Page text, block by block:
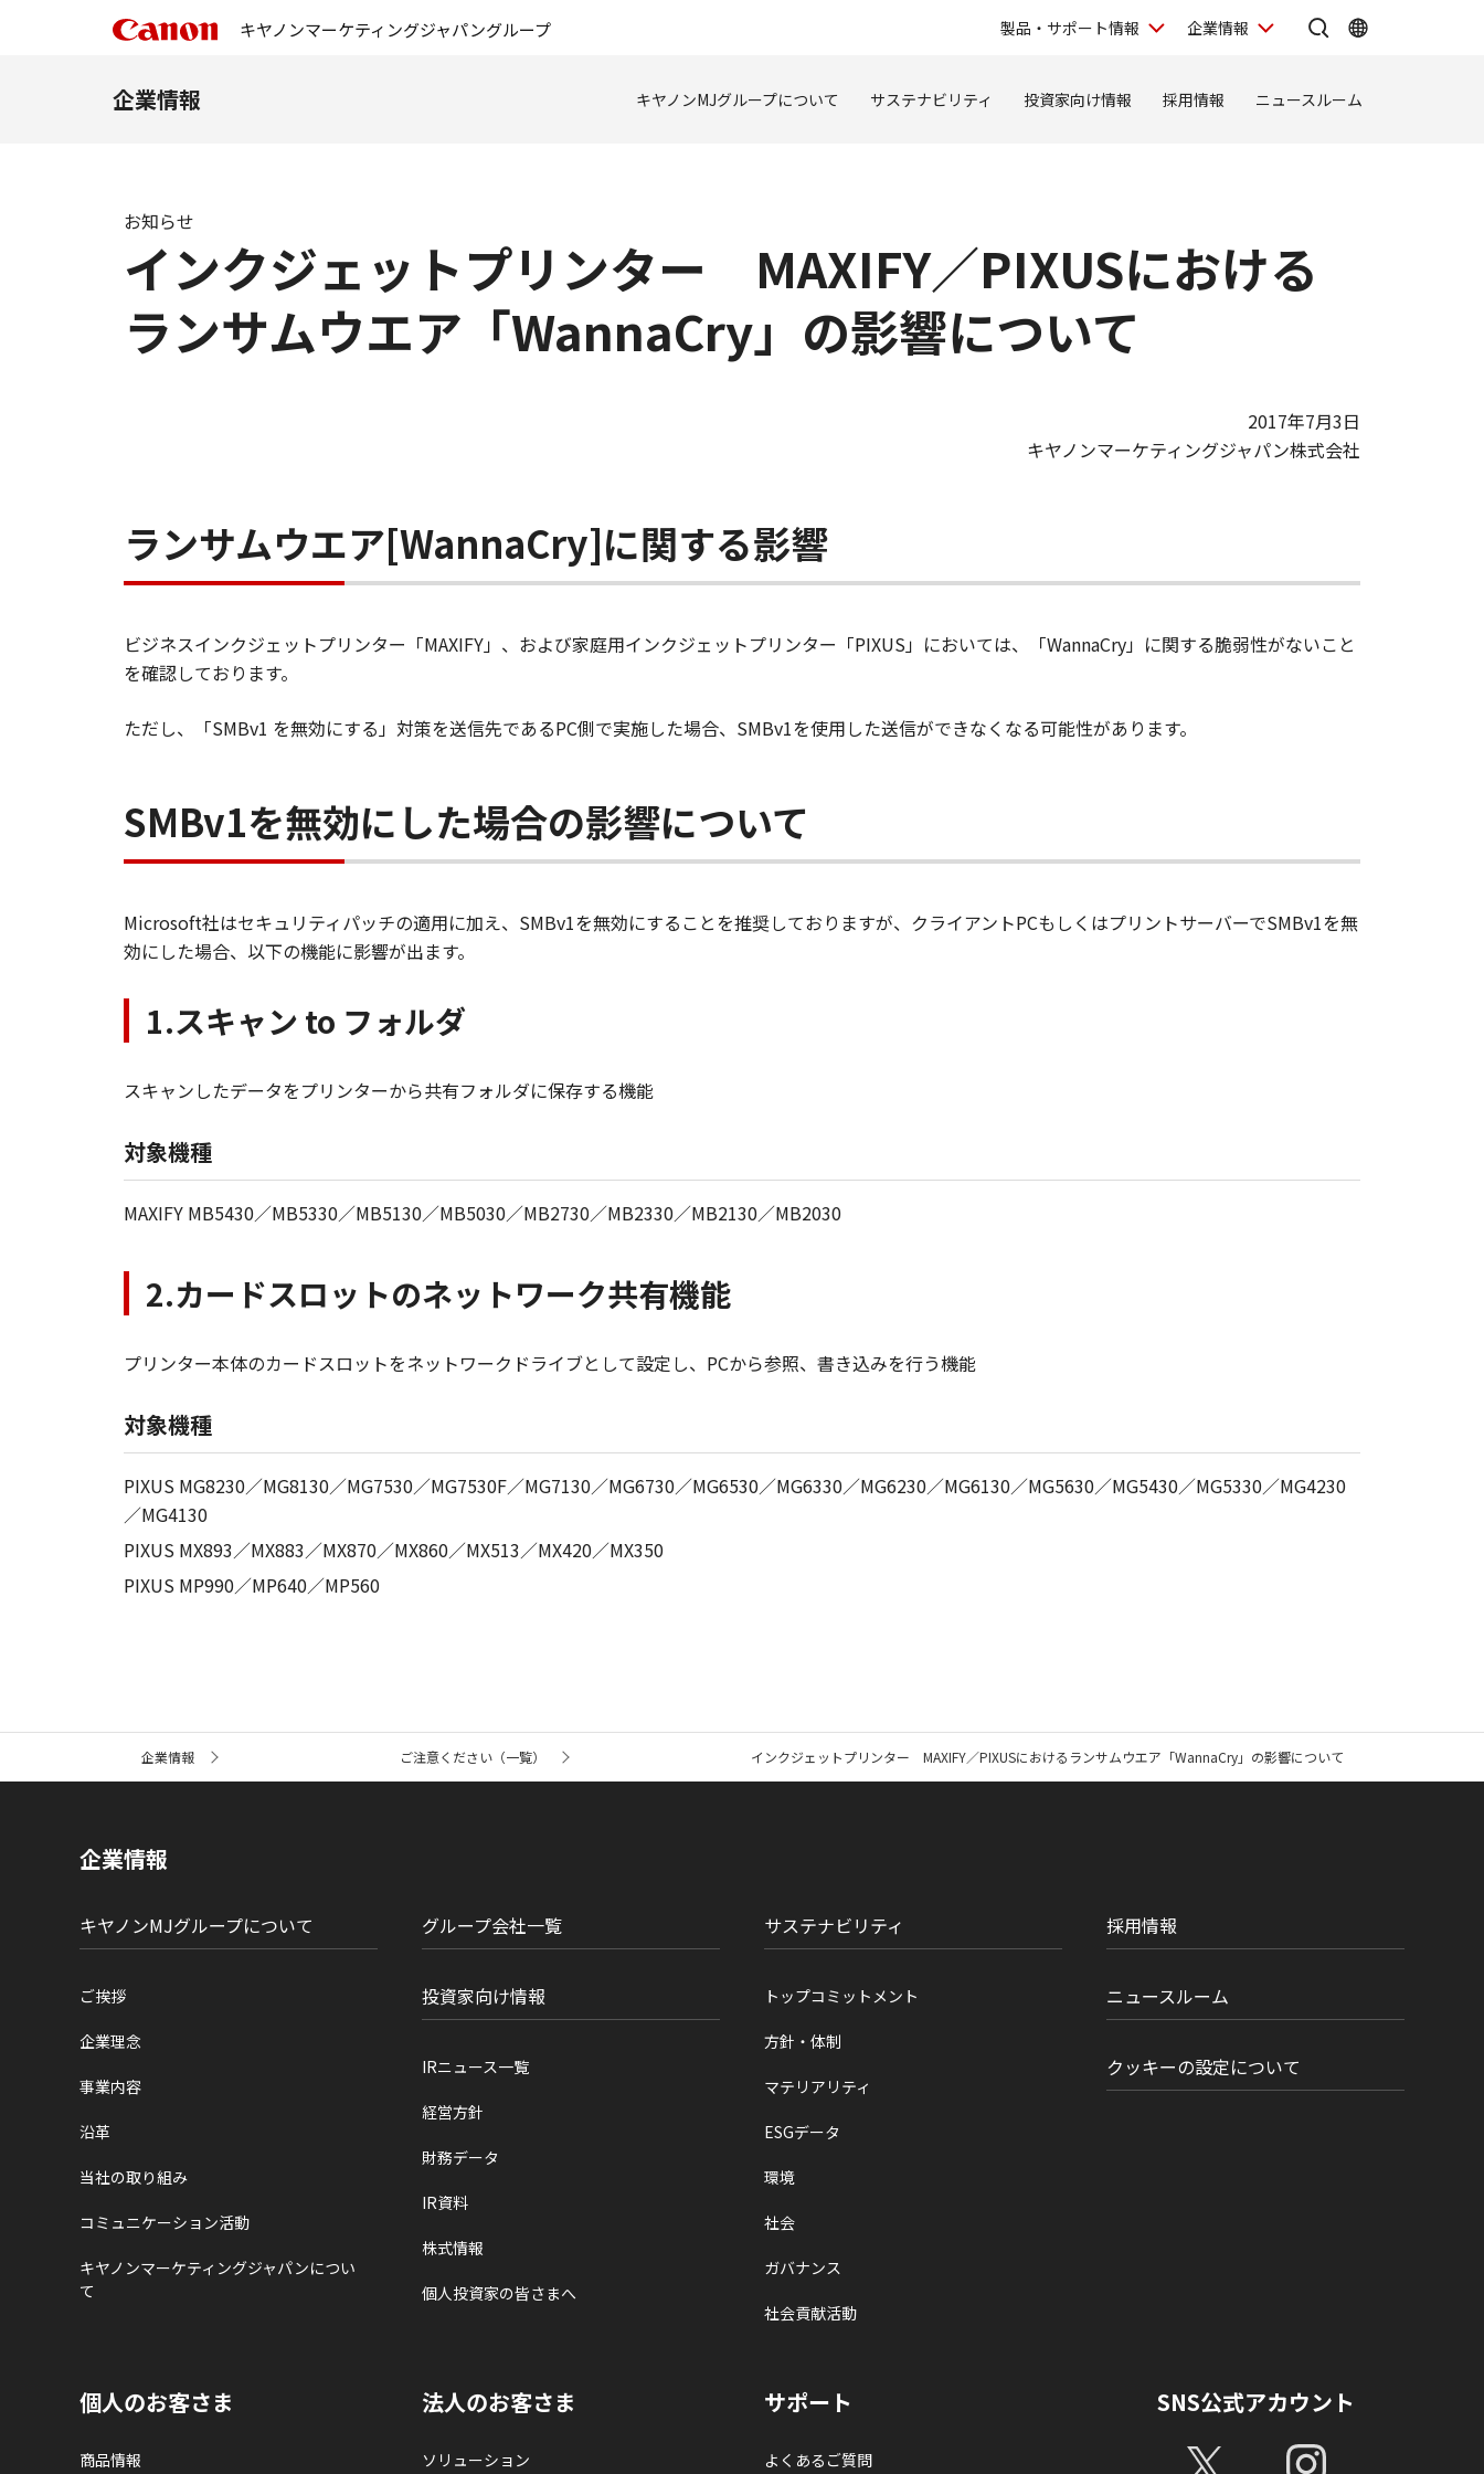
キヤノンマーケティングジャパングループ 製品・サポート情報 企業情報
企業情報 キヤノンMJグループについて サステナビリティ 投資家向け情報 採用情報 ニュースルーム
インクジェットプリンター MAXIFY／PIXUSにおける
ランサムウエア「WannaCry」の影響について
お知らせ
2017年7月3日
キヤノンマーケティングジャパン株式会社
ランサムウエア[WannaCry]に関する影響
ビジネスインクジェットプリンター「MAXIFY」、および家庭用インクジェットプリンター「PIXUS」においては、「WannaCry」に関する脆弱性がないこと
を確認しております。
ただし、「SMBv1 を無効にする」対策を送信先であるPC側で実施した場合、SMBv1を使用した送信ができなくなる可能性があります。
SMBv1を無効にした場合の影響について
Microsoft社はセキュリティパッチの適用に加え、SMBv1を無効にすることを推奨しておりますが、クライアントPCもしくはプリントサーバーでSMBv1を無
効にした場合、以下の機能に影響が出ます。
1.スキャン to フォルダ
スキャンしたデータをプリンターから共有フォルダに保存する機能
対象機種
MAXIFY MB5430／MB5330／MB5130／MB5030／MB2730／MB2330／MB2130／MB2030
2.カードスロットのネットワーク共有機能
プリンター本体のカードスロットをネットワークドライブとして設定し、PCから参照、書き込みを行う機能
対象機種
PIXUS MG8230／MG8130／MG7530／MG7530F／MG7130／MG6730／MG6530／MG6330／MG6230／MG6130／MG5630／MG5430／MG5330／MG4230
／MG4130
PIXUS MX893／MX883／MX870／MX860／MX513／MX420／MX350
PIXUS MP990／MP640／MP560
ト
企業情報 ご注意ください（一覧） インクジェットプリンター MAXIFY／PIXUSにおけるランサムウエア「WannaCry」の影響について
企業情報
キヤノンMJグループについて
ご挨拶
企業理念
事業内容
沿革
当社の取り組み
コミュニケーション活動
キヤノンマーケティングジャパンについ
て
グループ会社一覧
投資家向け情報
IRニュース一覧
経営方針
財務データ
IR資料
株式情報
個人投資家の皆さまへ
サステナビリティ
トップコミットメント
方針・体制
マテリアリティ
ESGデータ
環境
社会
ガバナンス
社会貢献活動
採用情報
ニュースルーム
クッキーの設定について
個人のお客さま
商品情報
法人のお客さま
ソリューション
サポート
よくあるご質問
SNS公式アカウント